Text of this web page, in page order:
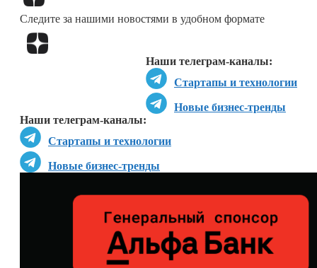
Следите за нашими новостями в удобном формате
Наши телеграм-каналы:
Стартапы и технологии
Новые бизнес-тренды
Наши телеграм-каналы:
Стартапы и технологии
Новые бизнес-тренды